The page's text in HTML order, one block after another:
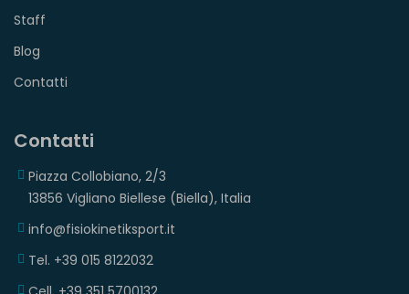
Staff
Blog
Contatti
Contatti
Piazza Collobiano, 2/3
13856 Vigliano Biellese (Biella), Italia
info@fisiokinetiksport.it
Tel. +39 015 8122032